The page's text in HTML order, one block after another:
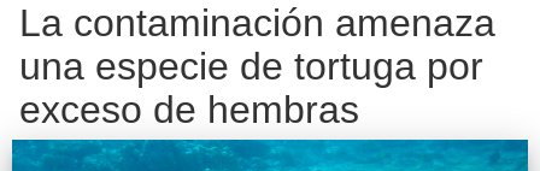
La contaminación amenaza
una especie de tortuga por
exceso de hembras